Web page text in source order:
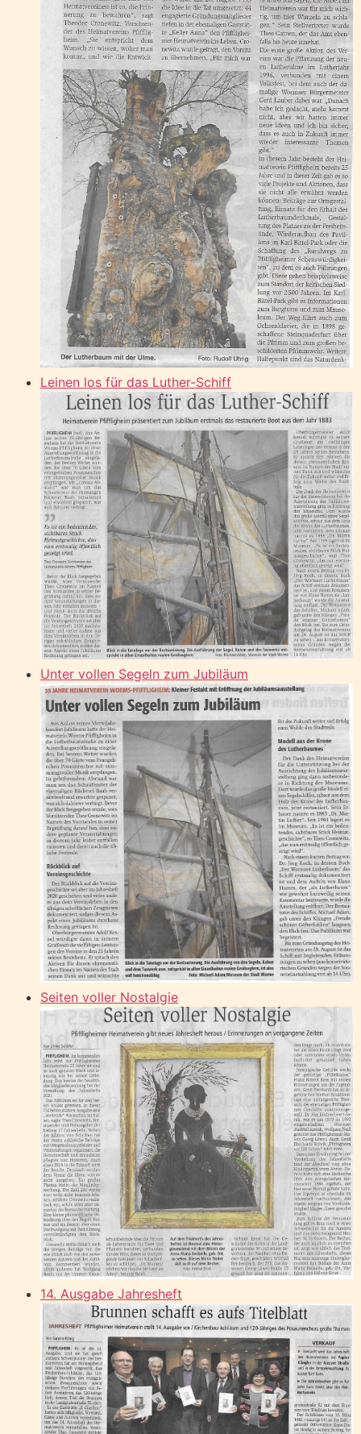
Leinen los für das Luther-Schiff
Unter vollen Segeln zum Jubiläum
Seiten voller Nostalgie
14. Ausgabe Jahresheft